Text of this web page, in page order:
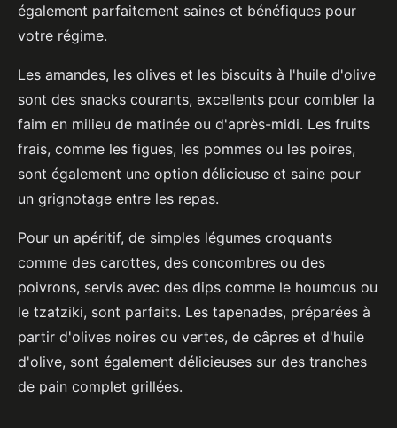
également parfaitement saines et bénéfiques pour
votre régime.
Les amandes, les olives et les biscuits à l'huile d'olive
sont des snacks courants, excellents pour combler la
faim en milieu de matinée ou d'après-midi. Les fruits
frais, comme les figues, les pommes ou les poires,
sont également une option délicieuse et saine pour
un grignotage entre les repas.
Pour un apéritif, de simples légumes croquants
comme des carottes, des concombres ou des
poivrons, servis avec des dips comme le houmous ou
le tzatziki, sont parfaits. Les tapenades, préparées à
partir d'olives noires ou vertes, de câpres et d'huile
d'olive, sont également délicieuses sur des tranches
de pain complet grillées.